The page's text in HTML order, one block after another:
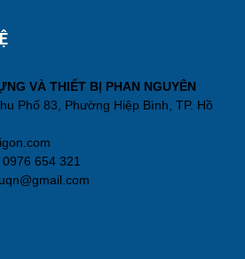
VÀ THIẾT BỊ PHAN NGUYÊN
Phố 83, Phường Hiệp Bình, TP. Hồ
654 321